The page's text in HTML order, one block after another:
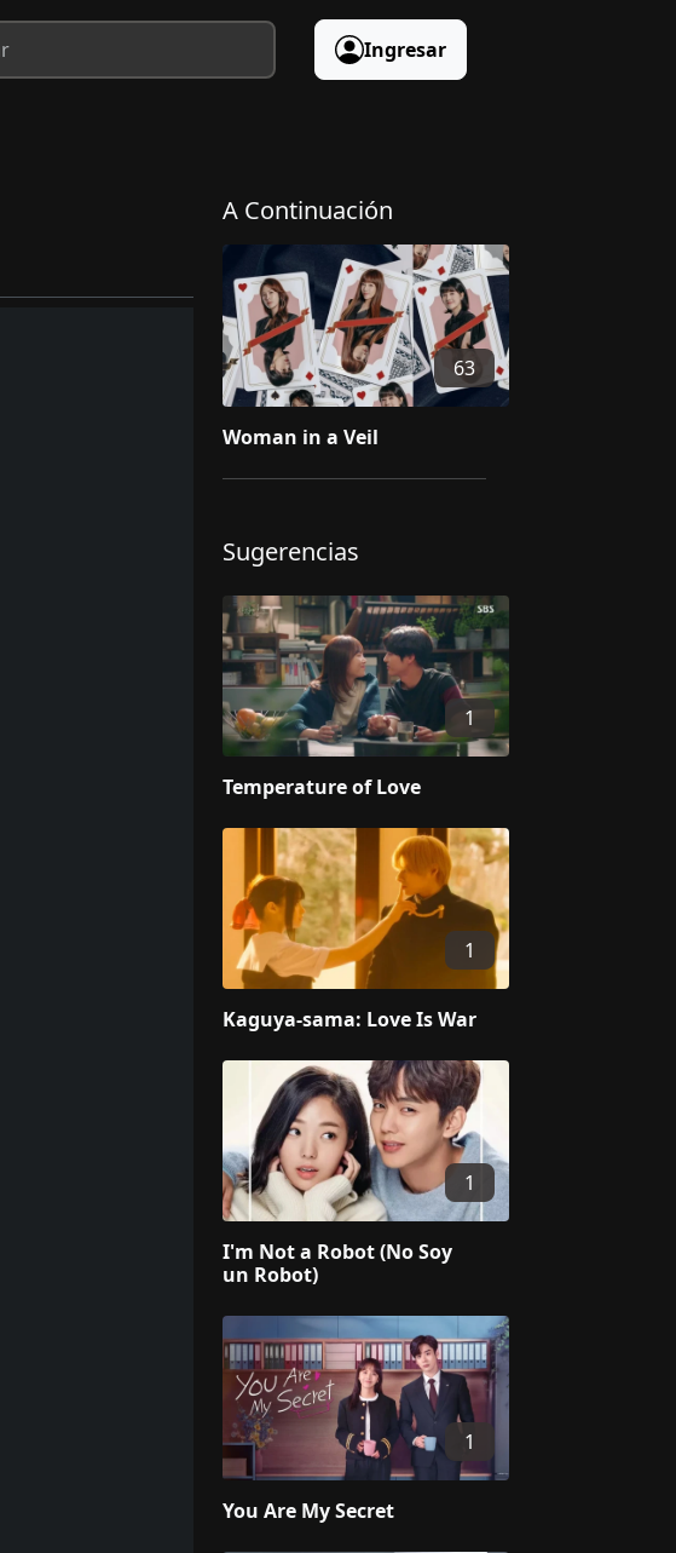
Ingresar
A Continuación
63
Woman in a Veil
Sugerencias
1
Temperature of Love
1
Kaguya-sama: Love Is War
1
I'm Not a Robot (No Soy
un Robot)
1
You Are My Secret